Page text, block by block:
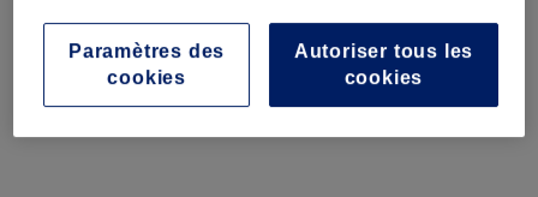
Pose De Faux Ongles (6 à partir de 10 €
Autoriser tous les
cookies
Paramètres des
cookies